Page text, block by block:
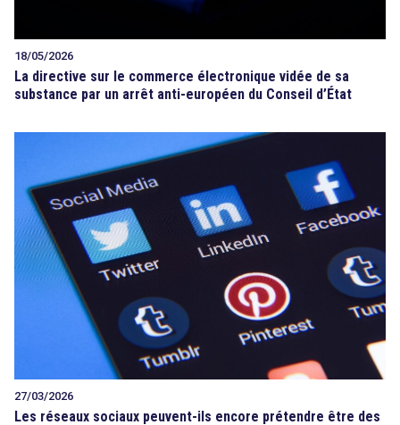
18/05/2026
La directive sur le commerce électronique vidée de sa
substance par un arrêt anti-européen du Conseil d’État
27/03/2026
Les réseaux sociaux peuvent-ils encore prétendre être des